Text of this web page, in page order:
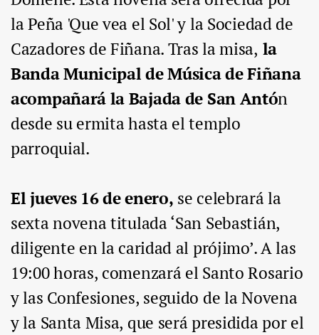
la Peña 'Que vea el Sol' y la Sociedad de
Cazadores de Fiñana. Tras la misa, la
Banda Municipal de Música de Fiñana
acompañará la Bajada de San Antón
desde su ermita hasta el templo
parroquial.
El jueves 16 de enero, se celebrará la
sexta novena titulada ‘San Sebastián,
diligente en la caridad al prójimo’. A las
19:00 horas, comenzará el Santo Rosario
y las Confesiones, seguido de la Novena
y la Santa Misa, que será presidida por el